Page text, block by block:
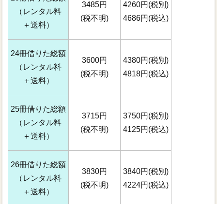
（レンタル料
＋送料）
3485円
(税不明)
4260円(税別)
4686円(税込)
24冊借りた総額
（レンタル料
＋送料）
3600円
(税不明)
4380円(税別)
4818円(税込)
25冊借りた総額
（レンタル料
＋送料）
3715円
(税不明)
3750円(税別)
4125円(税込)
26冊借りた総額
（レンタル料
＋送料）
3830円
(税不明)
3840円(税別)
4224円(税込)